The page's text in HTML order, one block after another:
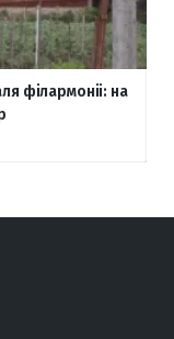
філармоніі: на